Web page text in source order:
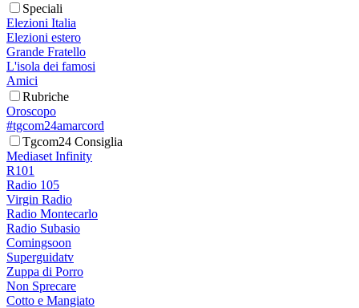
Speciali
Elezioni Italia
Elezioni estero
Grande Fratello
L'isola dei famosi
Amici
Rubriche
Oroscopo
#tgcom24amarcord
Tgcom24 Consiglia
Mediaset Infinity
R101
Radio 105
Virgin Radio
Radio Montecarlo
Radio Subasio
Comingsoon
Superguidatv
Zuppa di Porro
Non Sprecare
Cotto e Mangiato